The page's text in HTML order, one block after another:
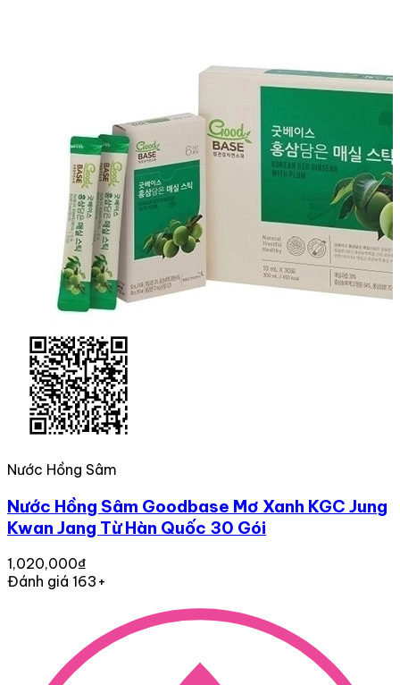
Nước Hồng Sâm
Nước Hồng Sâm Goodbase Mơ Xanh KGC Jung
Kwan Jang Từ Hàn Quốc 30 Gói
1,020,000₫
Đánh giá 163+